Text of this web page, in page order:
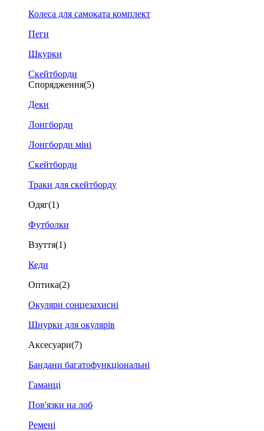
Колеса для самоката комплект
Пеги
Шкурки
Скейтборди
Спорядження(5)
Деки
Лонгборди
Лонгборди міні
Скейтборди
Траки для скейтборду
Одяг(1)
Футболки
Взуття(1)
Кеди
Оптика(2)
Окуляри сонцезахисні
Шнурки для окулярів
Аксесуари(7)
Бандани багатофункціональні
Гаманці
Пов'язки на лоб
Ремені